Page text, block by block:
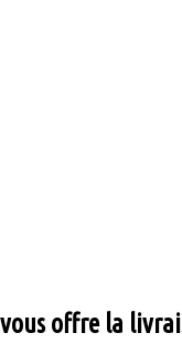
offre la